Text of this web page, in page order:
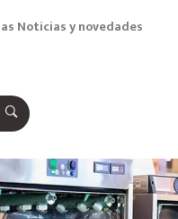
Noticias y novedades